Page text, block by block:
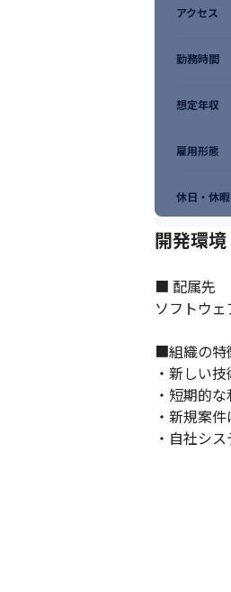
独自ツール
・内製
・5～10名
・1プロジ
▍CTO経歴
前職では
※デロイトト
ー向け）
会社の定める
アクセス
勤務時間
想定年収
雇用形態
休日・休暇
開発環
■ 配属先
ソフトウ
■組織の特
・新しい
・短期的
・新規案
・自社シ